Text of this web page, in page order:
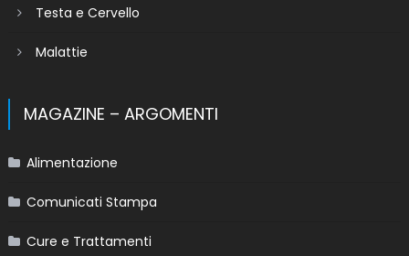
Testa e Cervello
Malattie
MAGAZINE – ARGOMENTI
Alimentazione
Comunicati Stampa
Cure e Trattamenti